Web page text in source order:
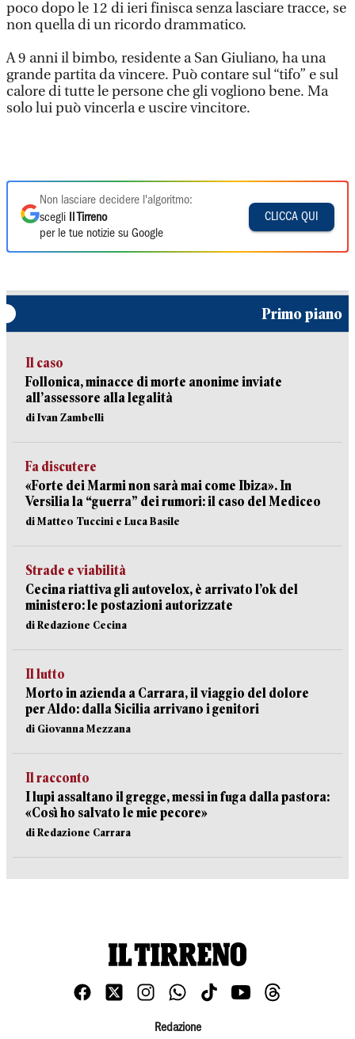
poco dopo le 12 di ieri finisca senza lasciare tracce, se
non quella di un ricordo drammatico.
A 9 anni il bimbo, residente a San Giuliano, ha una
grande partita da vincere. Può contare sul “tifo” e sul
calore di tutte le persone che gli vogliono bene. Ma
solo lui può vincerla e uscire vincitore.
Non lasciare decidere l'algoritmo:
scegli
Il Tirreno
per le tue notizie su Google
CLICCA QUI
Primo piano
Il caso
Follonica, minacce di morte anonime inviate
all’assessore alla legalità
di Ivan Zambelli
Fa discutere
«Forte dei Marmi non sarà mai come Ibiza». In
Versilia la “guerra” dei rumori: il caso del Mediceo
di Matteo Tuccini e Luca Basile
Strade e viabilità
Cecina riattiva gli autovelox, è arrivato l’ok del
ministero: le postazioni autorizzate
di Redazione Cecina
Il lutto
Morto in azienda a Carrara, il viaggio del dolore
per Aldo: dalla Sicilia arrivano i genitori
di Giovanna Mezzana
Il racconto
I lupi assaltano il gregge, messi in fuga dalla pastora:
«Così ho salvato le mie pecore»
di Redazione Carrara
Redazione